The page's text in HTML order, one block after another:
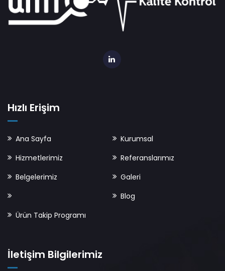
Hızlı Erişim
Ana Sayfa
Kurumsal
Hizmetlerimiz
Referanslarımız
Belgelerimiz
Galeri
Blog
Ürün Takip Programı
İletişim Bilgilerimiz